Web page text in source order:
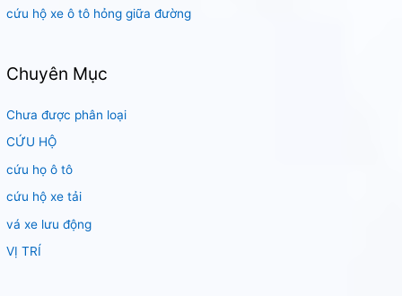
cứu hộ xe ô tô hỏng giữa đường
Chuyên Mục
Chưa được phân loại
CỨU HỘ
cứu họ ô tô
cứu hộ xe tải
vá xe lưu động
VỊ TRÍ